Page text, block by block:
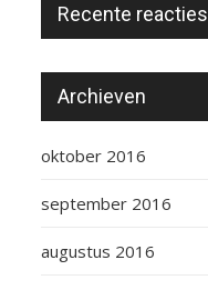
Recente reacties
Archieven
oktober 2016
september 2016
augustus 2016